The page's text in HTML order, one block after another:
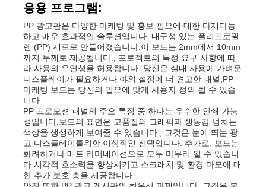
PPS 이사회
불 retardant 폴리프로필렌 시트
PP 움푹한 구성 이사회
PP 벽 시트
폴리프로필렌 시트
응용 프로그램:
PP 광고판은 다양한 마케팅 및 홍보 필요에 대한 다재다능
하고 매우 효과적인 솔루션입니다. 내구성 있는 폴리프로필
렌 (PP) 재료로 만들어졌습니다.이 보드는 2mm에서 10mm
까지 두께로 제공됩니다., 프로젝트의 특정 요구 사항에 따
라 사용의 유연성을 허용합니다. 당신은 실내 사용에 가벼운
디스플레이가 필요하거나 야외 설정에 더 견고한 패널,PP
마케팅 보드는 당신의 필요에 맞게 사용자 정의 될 수 있습
니다.
PP 프로모션 패널의 주요 특징 중 하나는 우수한 인쇄 가능
성입니다.보드의 표면은 고품질의 그래픽과 생동감 넘치는
색상을 생생하게 보여줄 수 있습니다., 그것은 눈에 띄는 광
고 디스플레이를위한 이상적인 선택입니다. 추가로, 보드는
화려하거나 매트 라미네이션으로 모두 마무리 될 수 있습니
다.시각적 호소력을 향상시키고 스크래치 및 환경 마모에 대
한 추가 보호 층을 제공합니다..